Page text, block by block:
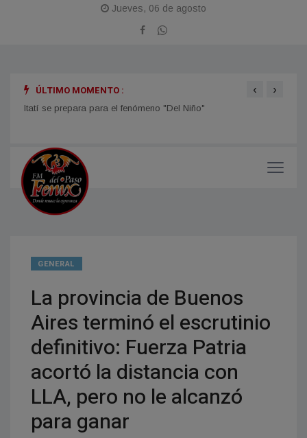
Jueves, 06 de agosto
ÚLTIMO MOMENTO :
Itatí se prepara para el fenómeno "Del Niño"
‹ ›
GENERAL
La provincia de Buenos
Aires terminó el escrutinio
definitivo: Fuerza Patria
acortó la distancia con
LLA, pero no le alcanzó
para ganar